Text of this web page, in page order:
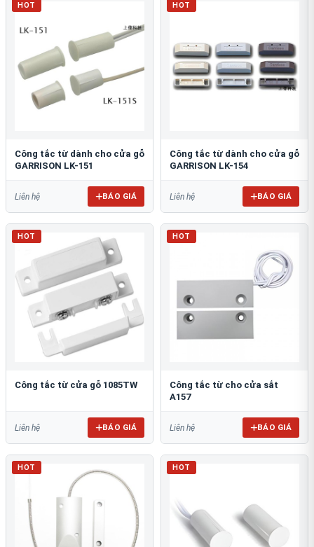
HOT
Công tắc từ dành cho cửa gỗ
GARRISON LK-151
Liên hệ BÁO GIÁ
HOT
Công tắc từ dành cho cửa gỗ
GARRISON LK-154
Liên hệ BÁO GIÁ
HOT
Công tắc từ cửa gỗ 1085TW
Liên hệ BÁO GIÁ
HOT
Công tắc từ cho cửa sắt
A157
Liên hệ BÁO GIÁ
HOT HOT